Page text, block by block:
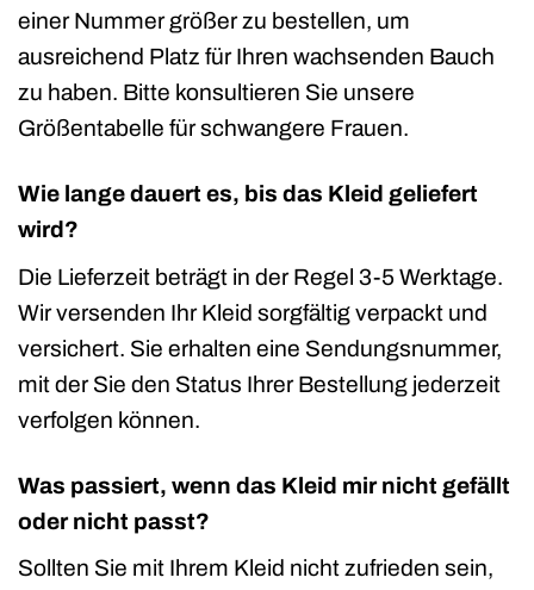
einer Nummer größer zu bestellen, um
ausreichend Platz für Ihren wachsenden Bauch
zu haben. Bitte konsultieren Sie unsere
Größentabelle für schwangere Frauen.
Wie lange dauert es, bis das Kleid geliefert
wird?
Die Lieferzeit beträgt in der Regel 3-5 Werktage.
Wir versenden Ihr Kleid sorgfältig verpackt und
versichert. Sie erhalten eine Sendungsnummer,
mit der Sie den Status Ihrer Bestellung jederzeit
verfolgen können.
Was passiert, wenn das Kleid mir nicht gefällt
oder nicht passt?
Sollten Sie mit Ihrem Kleid nicht zufrieden sein,